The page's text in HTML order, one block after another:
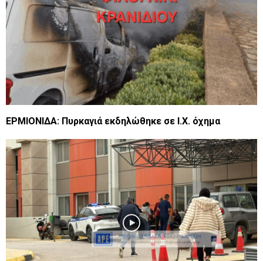
ΕΡΜΙΟΝΙΔΑ: Πυρκαγιά εκδηλώθηκε σε Ι.Χ. όχημα